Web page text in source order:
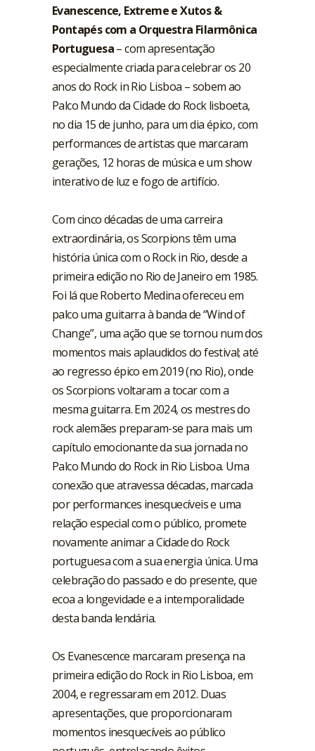
Evanescence, Extreme e Xutos &
Pontapés com a Orquestra Filarmônica
Portuguesa– com apresentação
especialmente criada para celebrar os 20
anos do Rock in Rio Lisboa – sobem ao
Palco Mundo da Cidade do Rock lisboeta,
no dia 15 de junho, para um dia épico, com
performances de artistas que marcaram
gerações, 12 horas de música e um show
interativo de luz e fogo de artifício.
Com cinco décadas de uma carreira
extraordinária, os Scorpions têm uma
história única com o Rock in Rio, desde a
primeira edição no Rio de Janeiro em 1985.
Foi lá que Roberto Medina ofereceu em
palco uma guitarra à banda de “Wind of
Change”, uma ação que se tornou num dos
momentos mais aplaudidos do festival; até
ao regresso épico em 2019 (no Rio), onde
os Scorpions voltaram a tocar com a
mesma guitarra. Em 2024, os mestres do
rock alemães preparam-se para mais um
capítulo emocionante da sua jornada no
Palco Mundo do Rock in Rio Lisboa. Uma
conexão que atravessa décadas, marcada
por performances inesquecíveis e uma
relação especial com o público, promete
novamente animar a Cidade do Rock
portuguesa com a sua energia única. Uma
celebração do passado e do presente, que
ecoa a longevidade e a intemporalidade
desta banda lendária.
Os Evanescence marcaram presença na
primeira edição do Rock in Rio Lisboa, em
2004, e regressaram em 2012. Duas
apresentações, que proporcionaram
momentos inesquecíveis ao público